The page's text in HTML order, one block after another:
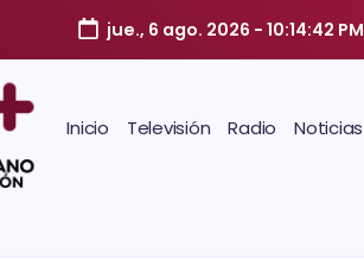
jue., 6 ago. 2026 - 10:14:43 PM
Inicio Televisión Radio Noticias